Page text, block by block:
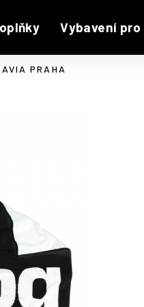
Vybavení
PRAHA